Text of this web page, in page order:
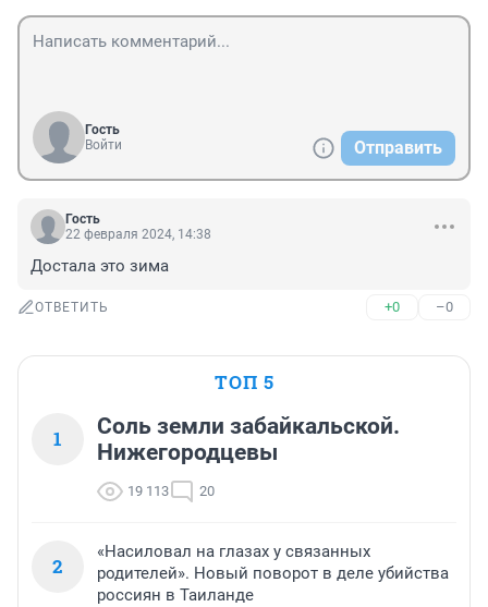
Гость
Войти
Отправить
Гость
22 февраля 2024, 14:38
Достала это зима
ОТВЕТИТЬ +0 –0
ТОП 5
1
Соль земли забайкальской.
Нижегородцевы
19 113 20
2
«Насиловал на глазах у связанных
родителей». Новый поворот в деле убийства
россиян в Таиланде